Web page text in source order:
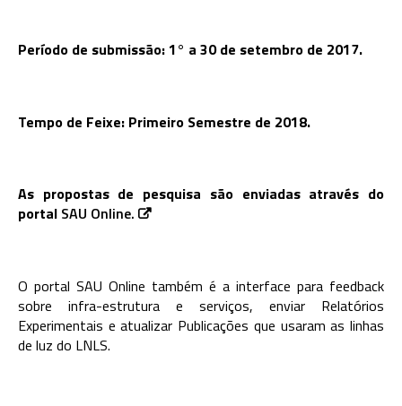
Período de submissão: 1° a 30 de setembro de 2017.
Tempo de Feixe: Primeiro Semestre de 2018.
As propostas de pesquisa são enviadas através do
portal SAU Online.
O portal SAU Online também é a interface para feedback
sobre infra-estrutura e serviços, enviar Relatórios
Experimentais e atualizar Publicações que usaram as linhas
de luz do LNLS.